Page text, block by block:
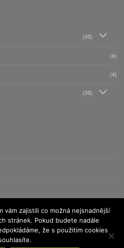
(50)
(6)
(4)
(50)
OSOBNÍCH ÚDAJŮ
COOKIES
vám zajistili co možná nejsnadnější
stránek. Pokud budete nadále
že s použitím cookies